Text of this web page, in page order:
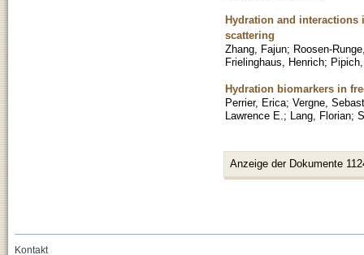
Hydration and
scattering
Zhang, Fajun; Roosen-
Frielinghaus, Henrich;
Hydration biomarkers in
Perrier, Erica; Vergne,
Lawrence E. ; Lang, Florian;
Anzeige der Dokumente
Kontakt